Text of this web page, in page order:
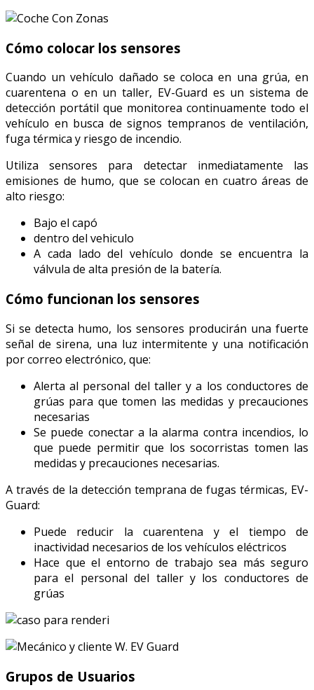
Cómo colocar los sensores
Cuando un vehículo dañado se coloca en una grúa, en
cuarentena o en un taller, EV-Guard es un sistema de
detección portátil que monitorea continuamente todo el
vehículo en busca de signos tempranos de ventilación,
fuga térmica y riesgo de incendio.
Utiliza sensores para detectar inmediatamente las
emisiones de humo, que se colocan en cuatro áreas de
alto riesgo:
Bajo el capó
dentro del vehiculo
A cada lado del vehículo donde se encuentra la
válvula de alta presión de la batería.
Cómo funcionan los sensores
Si se detecta humo, los sensores producirán una fuerte
señal de sirena, una luz intermitente y una notificación
por correo electrónico, que:
Alerta al personal del taller y a los conductores de
grúas para que tomen las medidas y precauciones
necesarias
Se puede conectar a la alarma contra incendios, lo
que puede permitir que los socorristas tomen las
medidas y precauciones necesarias.
A través de la detección temprana de fugas térmicas, EV-
Guard:
Puede reducir la cuarentena y el tiempo de
inactividad necesarios de los vehículos eléctricos
Hace que el entorno de trabajo sea más seguro
para el personal del taller y los conductores de
grúas
Grupos de Usuarios